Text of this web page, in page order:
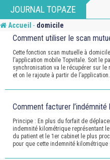
to
content
JOURNAL TOPAZE
Accueil - domicile
Comment utiliser le scan
Cette fonction scan mutuelle à
l’application mobile Topvitale. Soit le
synchronisation va le récupérer sur le
et on le rajoute à partir de
Comment facturer l’indémnité
Principe : En plus du forfait de
indemnité kilométrique représentant
du patient et le 1er cabinet le plus
pour que cette indemnité kilométrique